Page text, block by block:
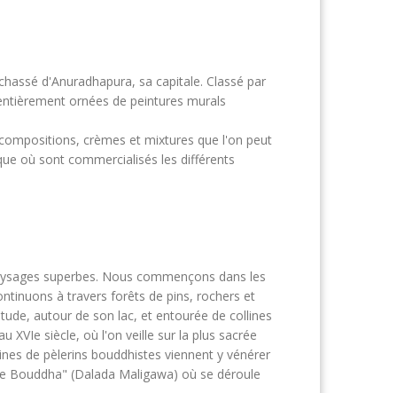
d'Anuradhapura, sa capitale. Classé par
ornées de peintures murals
crèmes et mixtures que l'on peut
où sont commercialisés les différents
superbes. Nous commençons dans les
à travers forêts de pins, rochers et
autour de son lac, et entourée de collines
XVIe siècle, où l'on veille sur la plus sacrée
de pèlerins bouddhistes viennent y vénérer
Bouddha" (Dalada Maligawa) où se déroule